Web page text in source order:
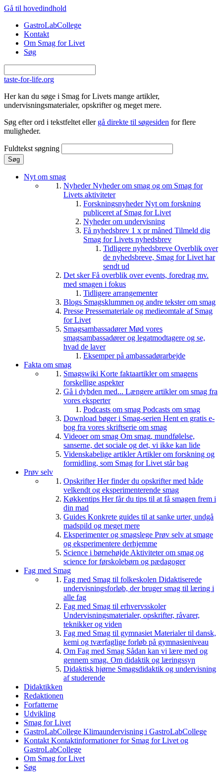
Gå til hovedindhold
GastroLabCollege
Kontakt
Om Smag for Livet
Søg
taste-for-life.org
Her kan du søge i Smag for Livets mange artikler,
undervisningsmaterialer, opskrifter og meget mere.
Søg efter ord i tekstfeltet eller gå direkte til søgesiden for flere
muligheder.
Fuldtekst søgning
Nyt om smag
NyhederNyheder om smag og om Smag for
Livets aktiviteter
ForskningsnyhederNyt om forskning
publiceret af Smag for Livet
Nyheder om undervisning
Få nyhedsbrev 1 x pr måned Tilmeld dig
Smag for Livets nyhedsbrev
Tidligere nyhedsbreve Overblik over
de nyhedsbreve, Smag for Livet har
sendt ud
Det skerFå overblik over events, foredrag mv.
med smagen i fokus
Tidligere arrangementer
Blogs Smagsklummen og andre tekster om smag
Presse Pressemateriale og medieomtale af Smag
for Livet
SmagsambassadørerMød vores
smagsambassadører og legatmodtagere og se,
hvad de laver
Eksemper på ambassadørarbejde
Fakta om smag
Smagswiki Korte faktaartikler om smagens
forskellige aspekter
Gå i dybden med... Længere artikler om smag fra
vores eksperter
Podcasts om smag Podcasts om smag
Download bøger i Smag-serien Hent en gratis e-
bog fra vores skriftserie om smag
Videoer om smag Om smag, mundfølelse,
sanserne, det sociale og det, vi ikke kan lide
Videnskabelige artiklerArtikler om forskning og
formidling, som Smag for Livet står bag
Prøv selv
OpskrifterHer finder du opskrifter med både
velkendt og eksperimenterende smag
Køkkentips Her får du tips til at få smagen frem i
din mad
Guides Konkrete guides til at sanke urter, undgå
madspild og meget mere
Eksperimenter og smagslege Prøv selv at smage
og eksperimentere derhjemme
Science i børnehøjde Aktiviteter om smag og
science for førskolebørn og pædagoger
Fag med Smag
Fag med Smag til folkeskolen Didaktiserede
undervisningsforløb, der bruger smag til læring i
alle fag
Fag med Smag til erhvervsskoler
Undervisningsmaterialer, opskrifter, råvarer,
teknikker og viden
Fag med Smag til gymnasiet Materialer til dansk,
kemi og tværfaglige forløb på gymnasieniveau
Om Fag med Smag Sådan kan vi lære med og
gennem smag. Om didaktik og læringssyn
Didaktisk hjørne Smagsdidaktik og undervisning
af studerende
Didaktikken
Redaktionen
Forfatterne
Udvikling
Smag for Livet
GastroLabCollege Klimaundervisning i GastroLabCollege
Kontakt Kontaktinformationer for Smag for Livet og
GastroLabCollege
Om Smag for Livet
Søg